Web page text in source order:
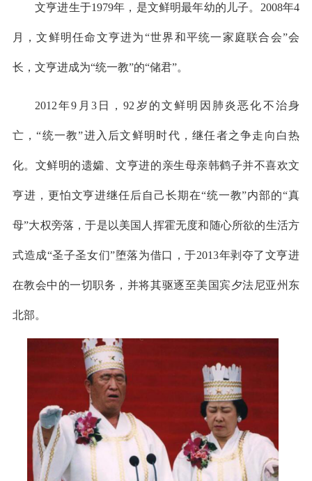
文亨进生于1979年，是文鲜明最年幼的儿子。2008年4
月，文鲜明任命文亨进为“世界和平统一家庭联合会”会
长，文亨进成为“统一教”的“储君”。
2012年9月3日，92岁的文鲜明因肺炎恶化不治身
亡，“统一教”进入后文鲜明时代，继任者之争走向白热
化。文鲜明的遗孀、文亨进的亲生母亲韩鹤子并不喜欢文
亨进，更怕文亨进继任后自己长期在“统一教”内部的“真
母”大权旁落，于是以美国人挥霍无度和随心所欲的生活方
式造成“圣子圣女们”堕落为借口，于2013年剥夺了文亨进
在教会中的一切职务，并将其驱逐至美国宾夕法尼亚州东
北部。